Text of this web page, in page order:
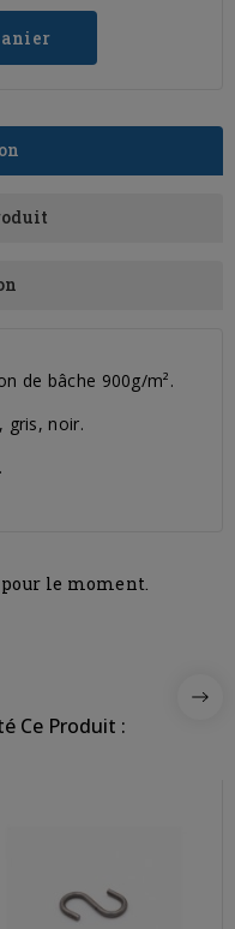
de bâche 900g/m².
gris, noir.
le moment.
Ce Produit :